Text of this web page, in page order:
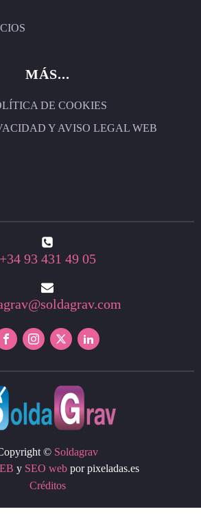
MÁS...
DE COOKIES
Y AVISO LEGAL WEB
+34 93 431 49 05
© Soldagrav
y SEO web por pixeladas.es
Créditos